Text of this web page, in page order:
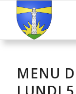
MENU